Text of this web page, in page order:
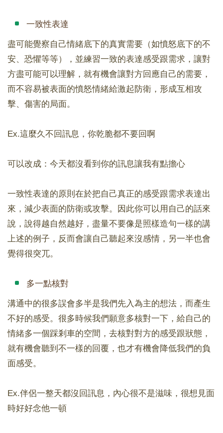
一致性表達
盡可能覺察自己情緒底下的真實需要（如憤怒底下的不
安、恐懼等等），並練習一致的表達感受跟需求，讓對
方盡可能可以理解，就有機會讓對方回應自己的需要，
而不容易被表面的憤怒情緒給激起防衛，形成互相攻
擊、傷害的局面。
Ex.這麼久不回訊息，你乾脆都不要回啊
可以改成：今天都沒看到你的訊息讓我有點擔心
一致性表達的原則在於把自己真正的感受跟需求表達出
來，減少表面的防衛或攻擊。因此你可以用自己的話來
說，說得越自然越好，盡量不要像是照樣造句一樣的講
上述的例子，反而會讓自己聽起來沒感情，另一半也會
覺得很突兀。
多一點核對
溝通中的很多誤會多半是我們先入為主的想法，而產生
不好的感受。很多時候我們願意多核對一下，給自己的
情緒多一個踩剎車的空間，去核對對方的感受跟狀態，
就有機會聽到不一樣的回覆，也才有機會降低我們的負
面感受。
Ex.伴侶一整天都沒回訊息，內心很不是滋味，很想見面
時好好念他一頓